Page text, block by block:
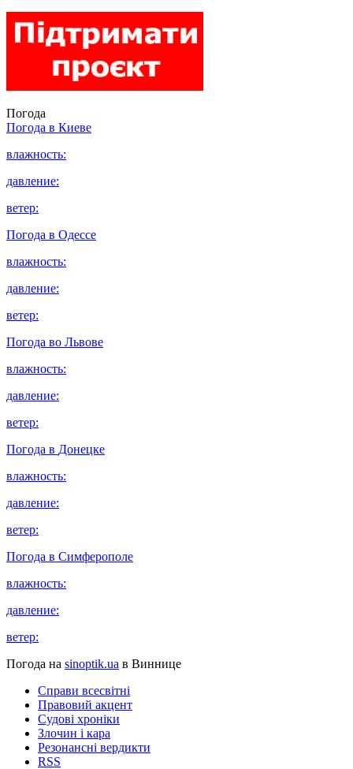
Погода
Погода в Киеве
влажность:
давление:
ветер:
Погода в Одессе
влажность:
давление:
ветер:
Погода во Львове
влажность:
давление:
ветер:
Погода в Донецке
влажность:
давление:
ветер:
Погода в Симферополе
влажность:
давление:
ветер:
Погода на sinoptik.ua в Виннице
Справи всесвітні
Правовий акцент
Судові хроніки
Злочин і кара
Резонансні вердикти
RSS